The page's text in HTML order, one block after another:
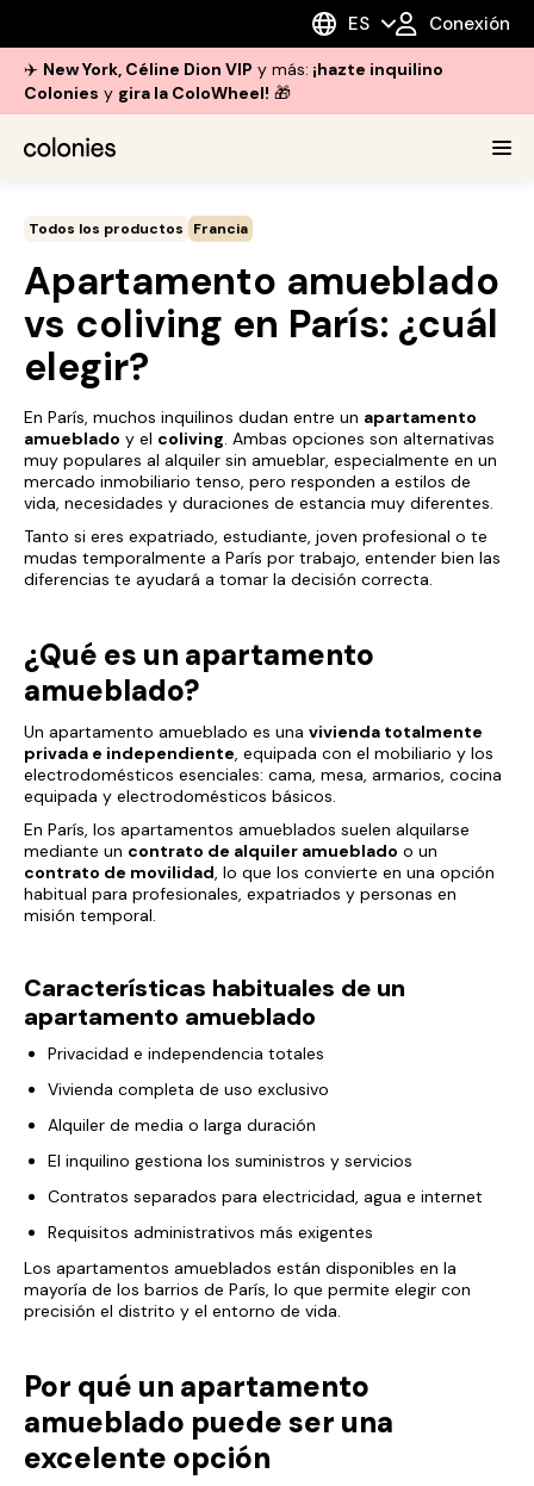
ES Conexión
✈️ New York, Céline Dion VIP y más: ¡hazte inquilino
Colonies y gira la ColoWheel! 🎁
Todos los productos Francia
Apartamento amueblado
vs coliving en París: ¿cuál
elegir?
En París, muchos inquilinos dudan entre un apartamento
amueblado y el coliving. Ambas opciones son alternativas
muy populares al alquiler sin amueblar, especialmente en un
mercado inmobiliario tenso, pero responden a estilos de
vida, necesidades y duraciones de estancia muy diferentes.
Tanto si eres expatriado, estudiante, joven profesional o te
mudas temporalmente a París por trabajo, entender bien las
diferencias te ayudará a tomar la decisión correcta.
¿Qué es un apartamento
amueblado?
Un apartamento amueblado es una vivienda totalmente
privada e independiente, equipada con el mobiliario y los
electrodomésticos esenciales: cama, mesa, armarios, cocina
equipada y electrodomésticos básicos.
En París, los apartamentos amueblados suelen alquilarse
mediante un contrato de alquiler amueblado o un
contrato de movilidad, lo que los convierte en una opción
habitual para profesionales, expatriados y personas en
misión temporal.
Características habituales de un
apartamento amueblado
Privacidad e independencia totales
Vivienda completa de uso exclusivo
Alquiler de media o larga duración
El inquilino gestiona los suministros y servicios
Contratos separados para electricidad, agua e internet
Requisitos administrativos más exigentes
Los apartamentos amueblados están disponibles en la
mayoría de los barrios de París, lo que permite elegir con
precisión el distrito y el entorno de vida.
Por qué un apartamento
amueblado puede ser una
excelente opción